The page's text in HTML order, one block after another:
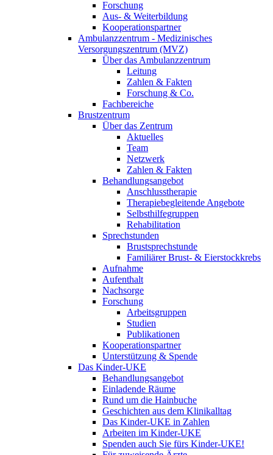
Forschung
Aus- & Weiterbildung
Kooperationspartner
Ambulanzzentrum - Medizinisches
Versorgungszentrum (MVZ)
Über das Ambulanzzentrum
Leitung
Zahlen & Fakten
Forschung & Co.
Fachbereiche
Brustzentrum
Über das Zentrum
Aktuelles
Team
Netzwerk
Zahlen & Fakten
Behandlungsangebot
Anschlusstherapie
Therapiebegleitende Angebote
Selbsthilfegruppen
Rehabilitation
Sprechstunden
Brustsprechstunde
Familiärer Brust- & Eierstockkrebs
Aufnahme
Aufenthalt
Nachsorge
Forschung
Arbeitsgruppen
Studien
Publikationen
Kooperationspartner
Unterstützung & Spende
Das Kinder-UKE
Behandlungsangebot
Einladende Räume
Rund um die Hainbuche
Geschichten aus dem Klinikalltag
Das Kinder-UKE in Zahlen
Arbeiten im Kinder-UKE
Spenden auch Sie fürs Kinder-UKE!